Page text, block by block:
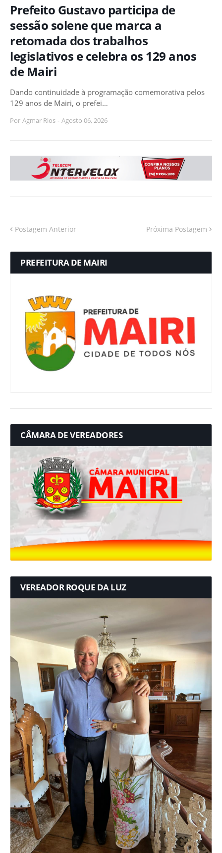
Prefeito Gustavo participa de
sessão solene que marca a
retomada dos trabalhos
legislativos e celebra os 129 anos
de Mairi
Dando continuidade à programação comemorativa pelos
129 anos de Mairi, o prefei…
Por Agmar Rios - Agosto 06, 2026
Postagem Anterior Próxima Postagem
PREFEITURA DE MAIRI
CÂMARA DE VEREADORES
VEREADOR ROQUE DA LUZ